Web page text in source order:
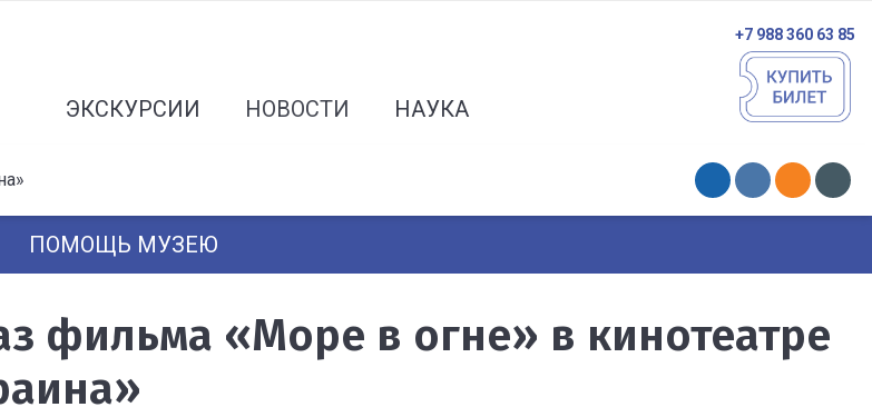
ЭКСКУРСИИ НОВОСТИ НАУКА
+7 988 360 63 85
ПОМОЩЬ МУЗЕЮ
фильма «Море в огне» в кинотеатре